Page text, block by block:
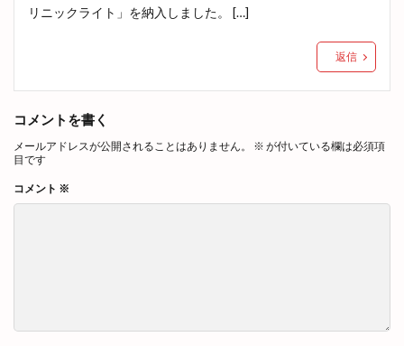
リニックライト」を納入しました。 […]
返信
コメントを書く
メールアドレスが公開されることはありません。 ※ が付いている欄は必須項
目です
コメント ※